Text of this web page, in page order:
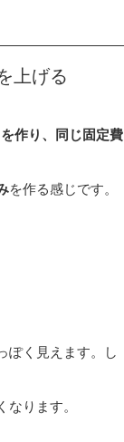
上げる
作り、同じ固定費
を作る感じです。
ぽく見えます。し
なります。